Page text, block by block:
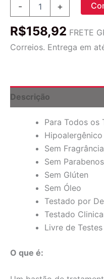
-
Spray
Pepino
Desinchar
os
quantidade
+
R$158,92 FRETE
Correios. Entrega em
Descrição
Para Todos os
Hipoalergênico
Sem Fragrância
Sem Parabenos
Sem Glúten
Sem Óleo
Testado por
Testado
Livre de
O que é: